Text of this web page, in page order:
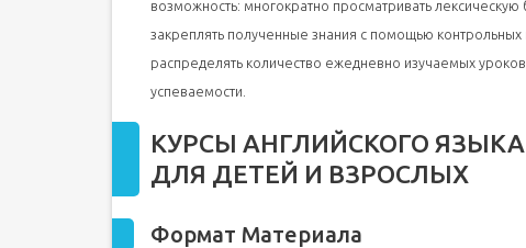
возможность: многократно просматривать
закреплять полученные знания с помощью
распределять количество ежедневно изучаемых
успеваемости.
КУРСЫ АНГЛИЙСКОГО ЯЗЫКА
ДЛЯ ДЕТЕЙ И ВЗРОСЛЫХ
Формат Материала